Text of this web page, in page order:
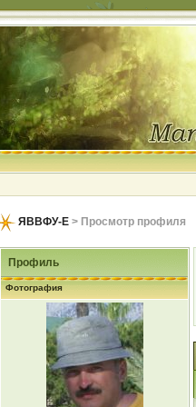
ЯВВФУ-Е > Просмотр профиля
Профиль
Фотография